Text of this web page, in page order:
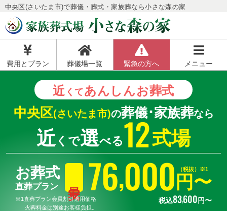
中央区(さいたま市)で葬儀・葬式・家族葬なら小さな森の家
費用とプラン 葬儀場一覧 緊急の方へ メニュー
近 くてあんしんお葬式
中央区(さいたま市)の葬儀･家族葬なら
近 くで選べる12式場
お葬式
直葬プラン 76,000 円〜
（税抜）※1
税込83,600 円〜
※1直葬プラン会員割引適用価格
火葬料金は別途お客様負担。